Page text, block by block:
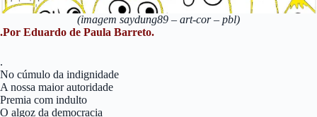
(imagem saydung89 – art-cor – pbl)
.Por Eduardo de Paula Barreto.
.
No cúmulo da indignidade
A nossa maior autoridade
Premia com indulto
O algoz da democracia